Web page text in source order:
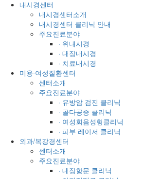
내시경센터
내시경센터소개
내시경센터 클리닉 안내
주요진료분야
· 위내시경
· 대장내시경
· 치료내시경
미용·여성질환센터
센터소개
주요진료분야
· 유방암 검진 클리닉
· 골다공증 클리닉
· 여성회음성형클리닉
· 피부 레이저 클리닉
외과/복강경센터
센터소개
주요진료분야
· 대장항문 클리닉